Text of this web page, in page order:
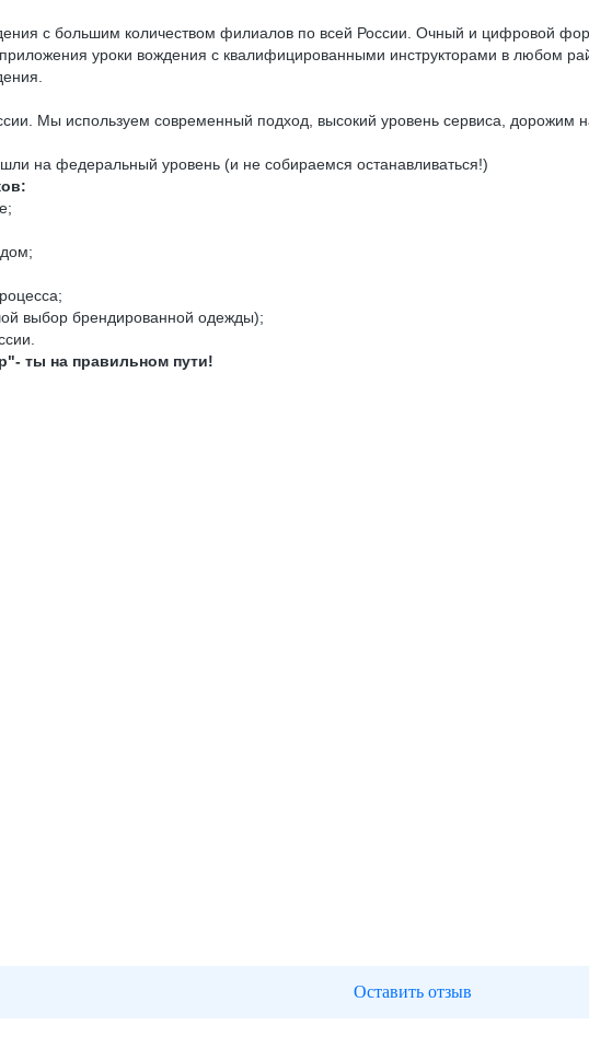
с большим количеством филиалов по всей России. Очный и цифровой
уроки вождения с квалифицированными инструкторами в любом
Мы используем современный подход, высокий уровень сервиса,
на федеральный уровень (и не собираемся останавливаться!)
выбор брендированной одежды);
ты на правильном пути!
Оставить отзыв